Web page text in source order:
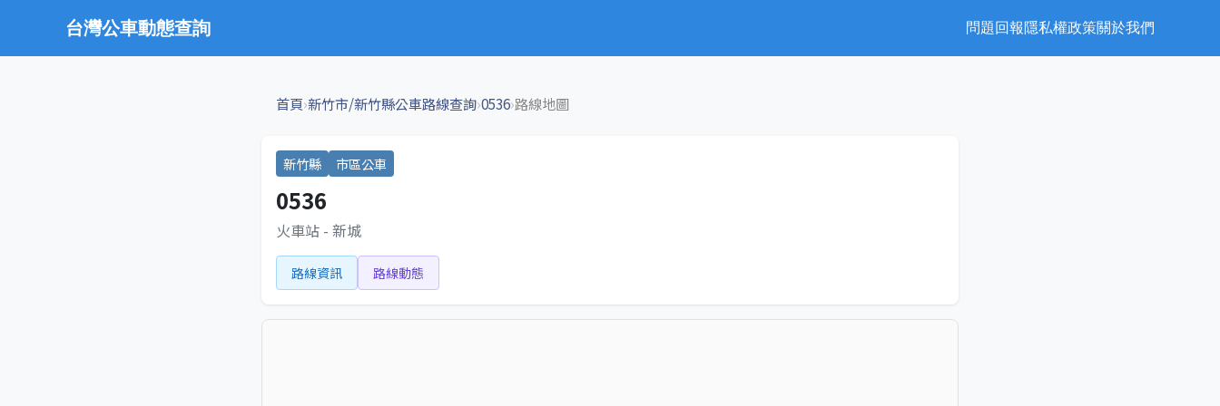
台灣公車動態查詢 問題回報隱私權政策關於我們
首頁›新竹市/新竹縣公車路線查詢›0536›路線地圖
新竹縣 市區公車
0536
火車站 - 新城
路線資訊 路線動態